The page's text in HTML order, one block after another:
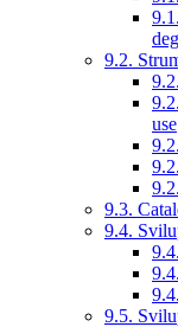
9.2.
use
9.3.
9.4.
9.5.